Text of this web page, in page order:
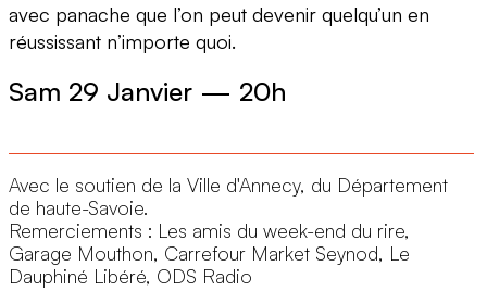
4
avec panache que l’on peut devenir quelqu’un en
réussissant n’importe quoi.
Sam 29 Janvier — 20h
Avec le soutien de la Ville d'Annecy, du Département
de haute-Savoie.
Remerciements : Les amis du week-end du rire,
Garage Mouthon, Carrefour Market Seynod, Le
Dauphiné Libéré, ODS Radio